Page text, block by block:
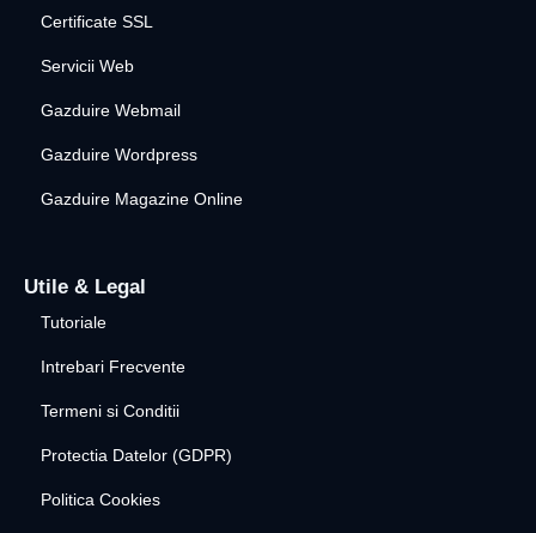
Certificate SSL
Servicii Web
Gazduire Webmail
Gazduire Wordpress
Gazduire Magazine Online
Utile & Legal
Tutoriale
Intrebari Frecvente
Termeni si Conditii
Protectia Datelor (GDPR)
Politica Cookies